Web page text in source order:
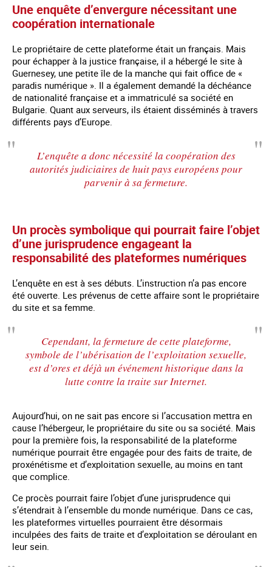
Une enquête d’envergure nécessitant une
coopération internationale
Le propriétaire de cette plateforme était un français. Mais
pour échapper à la justice française, il a hébergé le site à
Guernesey, une petite île de la manche qui fait office de «
paradis numérique ». Il a également demandé la déchéance
de nationalité française et a immatriculé sa société en
Bulgarie. Quant aux serveurs, ils étaient disséminés à travers
différents pays d’Europe.
L’enquête a donc nécessité la coopération des
autorités judiciaires de huit pays européens pour
parvenir à sa fermeture.
Un procès symbolique qui pourrait faire l’objet
d’une jurisprudence engageant la
responsabilité des plateformes numériques
L’enquête en est à ses débuts. L’instruction n’a pas encore
été ouverte. Les prévenus de cette affaire sont le propriétaire
du site et sa femme.
Cependant, la fermeture de cette plateforme,
symbole de l’ubérisation de l’exploitation sexuelle,
est d’ores et déjà un événement historique dans la
lutte contre la traite sur Internet.
Aujourd’hui, on ne sait pas encore si l’accusation mettra en
cause l’hébergeur, le propriétaire du site ou sa société. Mais
pour la première fois, la responsabilité de la plateforme
numérique pourrait être engagée pour des faits de traite, de
proxénétisme et d’exploitation sexuelle, au moins en tant
que complice.
Ce procès pourrait faire l’objet d’une jurisprudence qui
s’étendrait à l’ensemble du monde numérique. Dans ce cas,
les plateformes virtuelles pourraient être désormais
inculpées des faits de traite et d’exploitation se déroulant en
leur sein.